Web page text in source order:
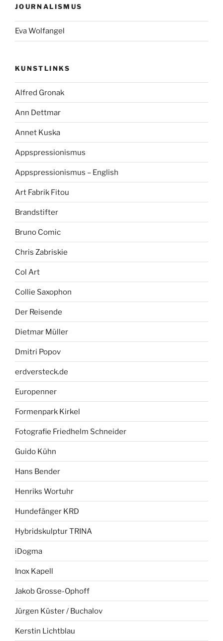
JOURNALISMUS
Eva Wolfangel
KUNSTLINKS
Alfred Gronak
Ann Dettmar
Annet Kuska
Appspressionismus
Appspressionismus – English
Art Fabrik Fitou
Brandstifter
Bruno Comic
Chris Zabriskie
Col Art
Collie Saxophon
Der Reisende
Dietmar Müller
Dmitri Popov
erdversteck.de
Europenner
Formenpark Kirkel
Fotografie Friedhelm Schneider
Guido Kühn
Hans Bender
Henriks Wortuhr
Hundefänger KRD
Hybridskulptur TRINA
iDogma
Inox Kapell
Jakob Grosse-Ophoff
Jürgen Küster / Buchalov
Kerstin Lichtblau